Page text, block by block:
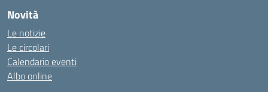
Novità
Le notizie
Le circolari
Calendario eventi
Albo online